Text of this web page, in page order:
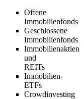
Offene
Immobilienfonds
Geschlossene
Immobilienfonds
Immobilienaktien
und
REITs
Immobilien-
ETFs
Crowdinvesting